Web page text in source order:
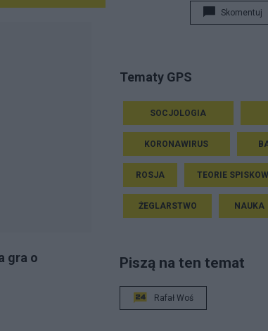
gra o
Skomentuj
Tematy GPS
SOCJOLOGIA
KORONAWIRUS
ROSJA TEORIE
ŻEGLARSTWO NAUKA
Piszą na ten temat
Rafał Woś